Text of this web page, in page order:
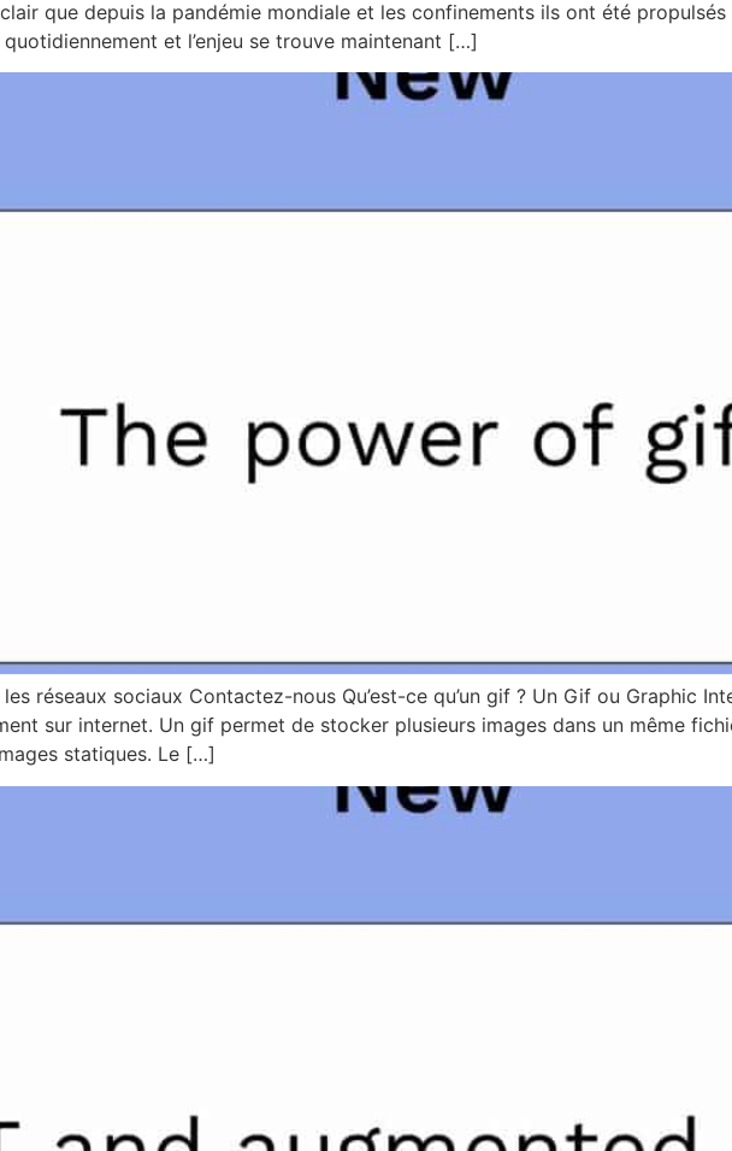
que depuis la pandémie mondiale et les confinements ils ont été
et l’enjeu se trouve maintenant […]
réseaux sociaux Contactez-nous Qu’est-ce qu’un gif ? Un Gif ou Graphic
sur internet. Un gif permet de stocker plusieurs images dans un même
statiques. Le […]